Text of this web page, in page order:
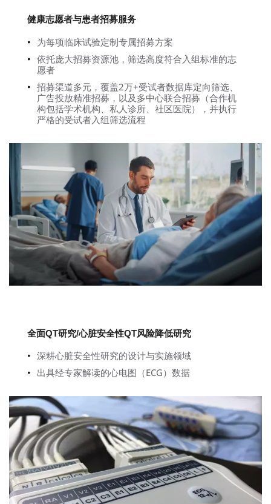
健康志愿者与患者招募服务
为每项临床试验定制专属招募方案
依托庞大招募资源池，筛选高度符合入组标准的志
愿者
招募渠道多元，覆盖2万+受试者数据库定向筛选、
广告投放精准招募，以及多中心联合招募（合作机
构包括学术机构、私人诊所、社区医院），并执行
严格的受试者入组筛选流程
全面QT研究/心脏安全性QT风险降低研究
深耕心脏安全性研究的设计与实施领域
出具经专家解读的心电图（ECG）数据